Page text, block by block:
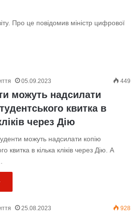
Про це повідомив міністр цифрової
05.09.2023 449
можуть надсилати
квитка в
через Дію
можуть надсилати копію
квитка в кілька кліків через Дію. А
25.08.2023 928